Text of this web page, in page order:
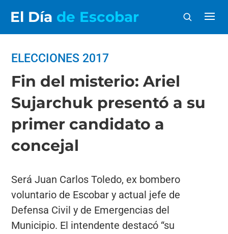
El Día de Escobar
ELECCIONES 2017
Fin del misterio: Ariel
Sujarchuk presentó a su
primer candidato a
concejal
Será Juan Carlos Toledo, ex bombero
voluntario de Escobar y actual jefe de
Defensa Civil y de Emergencias del
Municipio. El intendente destacó “su